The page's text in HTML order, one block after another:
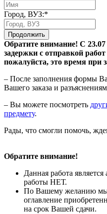
Город, ВУЗ:*
Продолжить
Обратите внимание! С 23.07
задержки с отправкой
пожалуйста, это время при
– После заполнения формы
Вашего заказа и
– Вы можете посмотреть
предмету.
Рады, что смогли помочь,
Обратите внимание!
Данная работа
работы НЕТ.
По Вашему желанию мы
оглавление
на срок Вашей сдачи.